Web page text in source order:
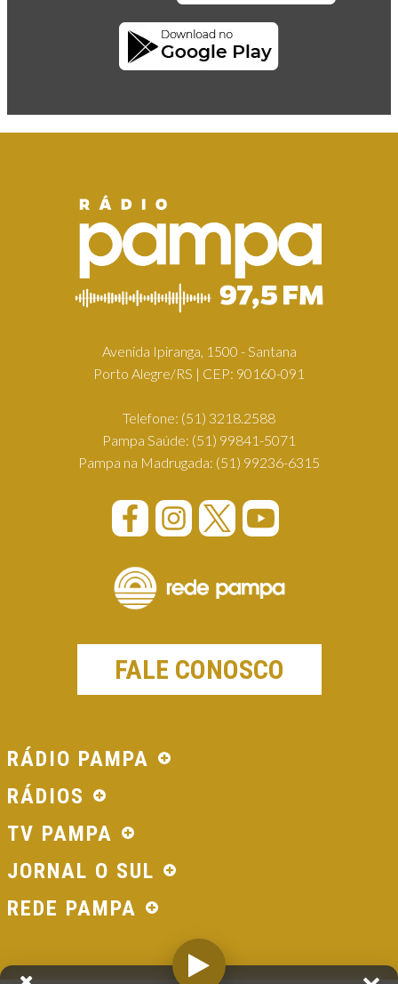
Avenida Ipiranga, 1500 - Santana
Porto Alegre/RS | CEP: 90160-091
Telefone: (51) 3218.2588
Pampa Saúde: (51) 99841-5071
Pampa na Madrugada: (51) 99236-6315
FALE CONOSCO
RÁDIO PAMPA
RÁDIOS
TV PAMPA
JORNAL O SUL
REDE PAMPA